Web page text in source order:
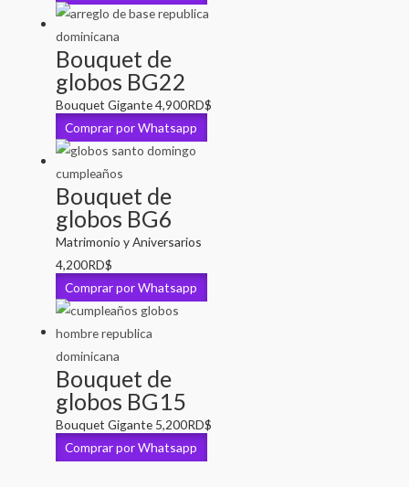
Bouquet de
globos BG22
Bouquet Gigante4,900RD$
Comprar por Whatsapp
Bouquet de
globos BG6
Matrimonio y Aniversarios
4,200RD$
Comprar por Whatsapp
Bouquet de
globos BG15
Bouquet Gigante 5,200RD$
Comprar por Whatsapp